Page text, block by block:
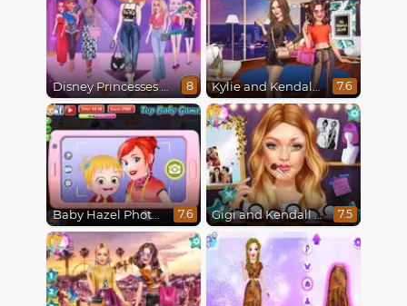
Disney Princesses Runway Show 8 Kylie and Kendall Sisters Break Up 7.6
Baby Hazel Photoshoot 7.6 Gigi and Kendall BFFS 7.5